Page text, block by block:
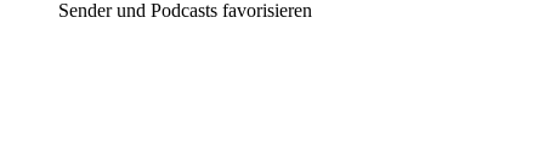
Sender und Podcasts favorisieren